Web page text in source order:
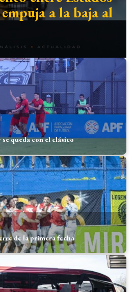
a la baja al
queda con el clásico
de la primera fecha